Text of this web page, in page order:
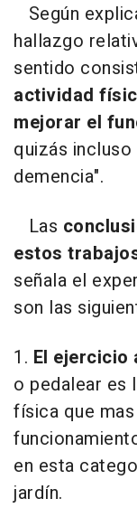
Según
hallazgo
sentido
actividad
mejorar el
quizás
demencia".
Las
estos
señala el
son las
1. El ejercicio
o pedalear es
física que
en esta
jardín.